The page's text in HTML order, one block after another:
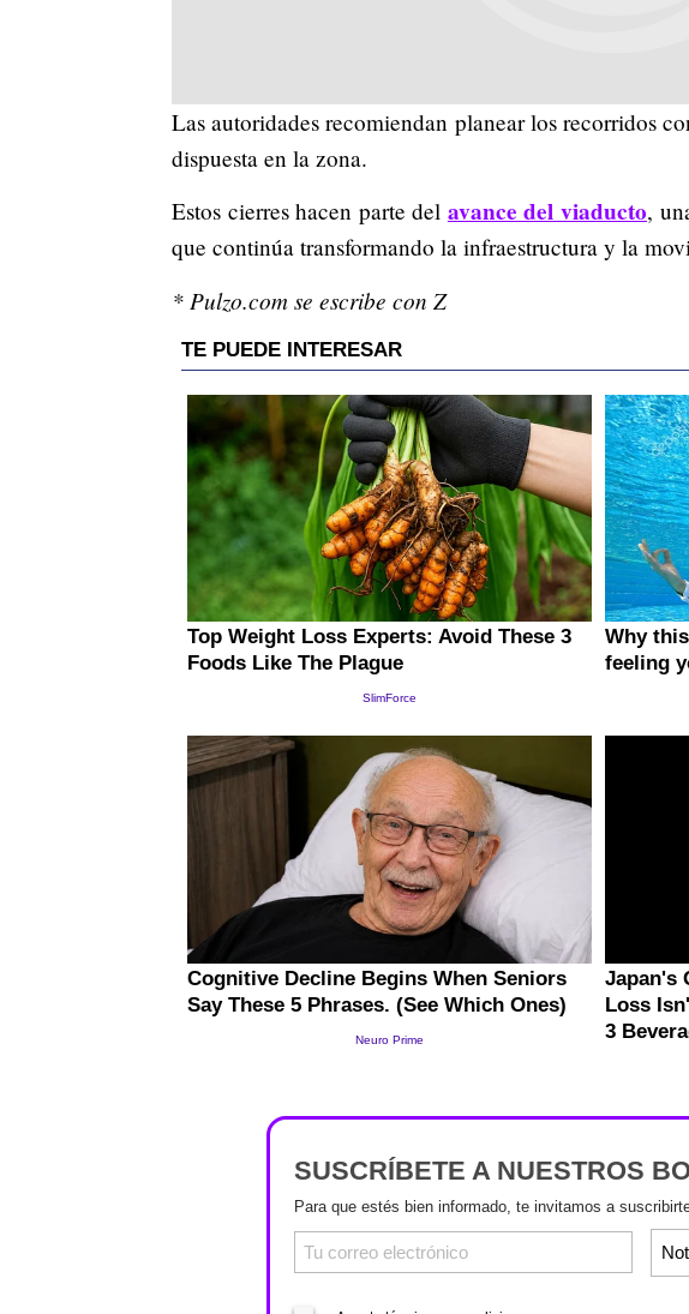
Las autoridades recomiendan planear los recorridos
dispuesta en la zona.
Estos cierres hacen parte del avance del viaducto,
que continúa transformando la infraestructura y la
* Pulzo.com se escribe con Z
SUSCRÍBETE A NUESTROS
Para que estés bien informado, te invitamos a